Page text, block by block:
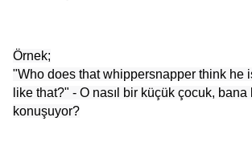
Örnek;
"Who does that whippersnapper think he
like that?" - O nasıl bir küçük çocuk, bana
konuşuyor?